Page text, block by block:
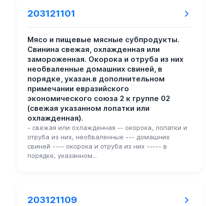
203121101
Мясо и пищевые мясные субпродукты.
Свинина свежая, охлажденная или
замороженная. Окорока и отруба из них
необваленные домашних свиней, в
порядке, указан.в дополнительном
примечании евразийского
экономического союза 2 к группе 02
(свежая указанном лопатки или
охлажденная).
- свежая или охлажденная -- окорока, лопатки и
отруба из них, необваленные --- домашних
свиней ---- окорока и отруба из них ----- в
порядке, указанном...
203121109